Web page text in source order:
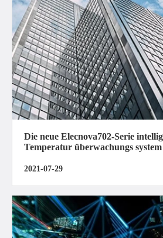
Die neue Elecnova702-Serie
Temperatur überwachungs
2021-07-29